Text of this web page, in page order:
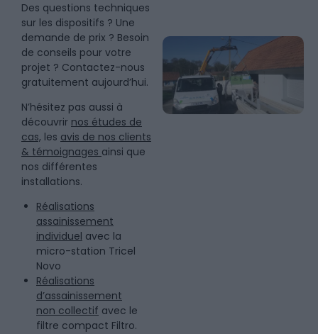
Des questions techniques
sur les dispositifs ? Une
demande de prix ? Besoin
de conseils pour votre
projet ? Contactez-nous
gratuitement aujourd’hui.
N’hésitez pas aussi à
découvrir nos études de
cas, les avis de nos clients
& témoignages ainsi que
nos différentes
installations.
Réalisations
assainissement
individuel avec la
micro-station Tricel
Novo
Réalisations
d’assainissement
non collectif avec le
filtre compact Filtro.